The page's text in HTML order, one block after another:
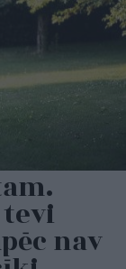
nav